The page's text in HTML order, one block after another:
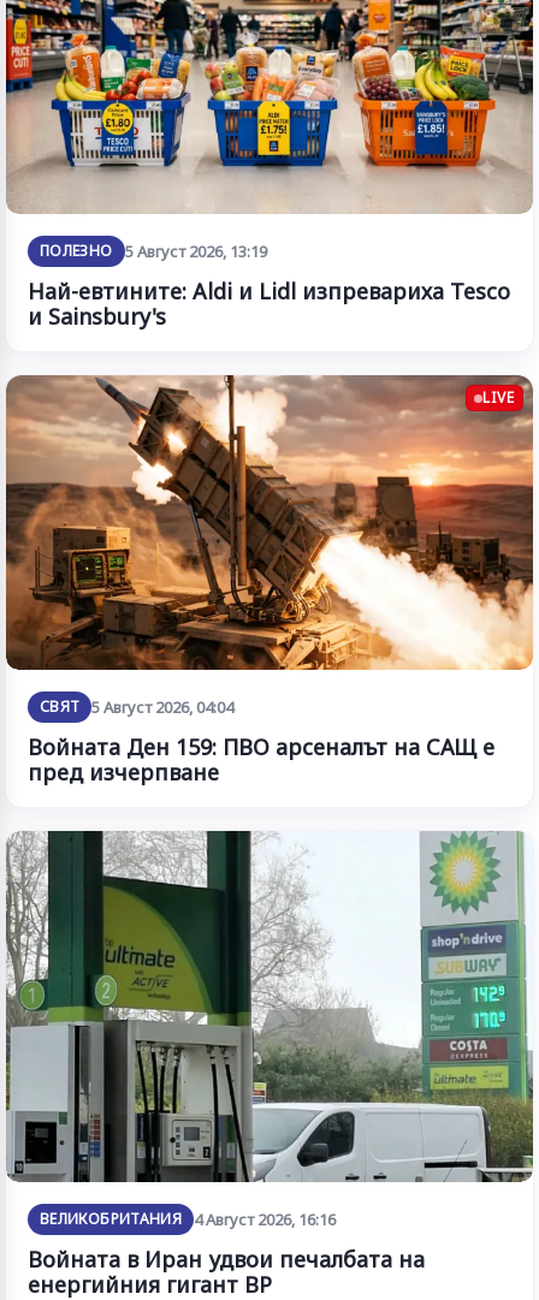
ПОЛЕЗНО 5 Август 2026, 13:19
Най-евтините: Aldi и Lidl изпревариха Tesco
и Sainsbury's
LIVE
СВЯТ 5 Август 2026, 04:04
Войната Ден 159: ПВО арсеналът на САЩ е
пред изчерпване
ВЕЛИКОБРИТАНИЯ 4 Август 2026, 16:16
Войната в Иран удвои печалбата на
енергийния гигант BP